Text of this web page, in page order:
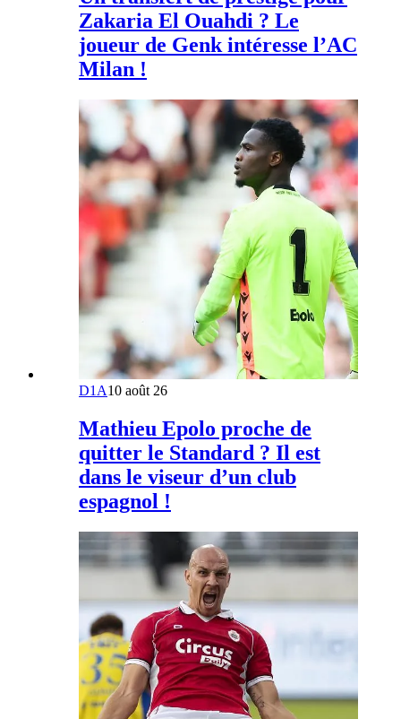
Zakaria El Ouahdi ? Le
joueur de Genk intéresse l’AC
Milan !
D1A10 août 26
Mathieu Epolo proche de
quitter le Standard ? Il est
dans le viseur d’un club
espagnol !